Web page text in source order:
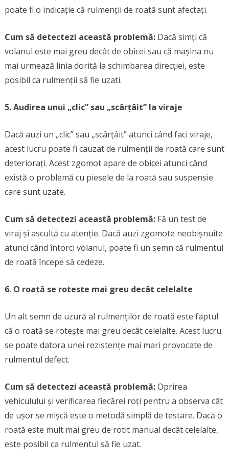
poate fi o indicație că rulmenții de roată sunt afectați.
Cum să detectezi această problemă:Dacă simți că
volanul este mai greu decât de obicei sau că mașina nu
mai urmează linia dorită la schimbarea direcției, este
posibil ca rulmenții să fie uzati.
5. Audirea unui „clic” sau „scârțâit” la viraje
Dacă auzi un „clic” sau „scârțâit” atunci când faci viraje,
acest lucru poate fi cauzat de rulmenții de roată care sunt
deteriorați. Acest zgomot apare de obicei atunci când
există o problemă cu piesele de la roată sau suspensie
care sunt uzate.
Cum să detectezi această problemă:Fă un test de
viraj și ascultă cu atenție. Dacă auzi zgomote neobișnuite
atunci când întorci volanul, poate fi un semn că rulmentul
de roată începe să cedeze.
6. O roată se roteste mai greu decât celelalte
Un alt semn de uzură al rulmenților de roată este faptul
că o roată se rotește mai greu decât celelalte. Acest lucru
se poate datora unei rezistențe mai mari provocate de
rulmentul defect.
Cum să detectezi această problemă:Oprirea
vehiculului și verificarea fiecărei roți pentru a observa cât
de ușor se mișcă este o metodă simplă de testare. Dacă o
roată este mult mai greu de rotit manual decât celelalte,
este posibil ca rulmentul să fie uzat.